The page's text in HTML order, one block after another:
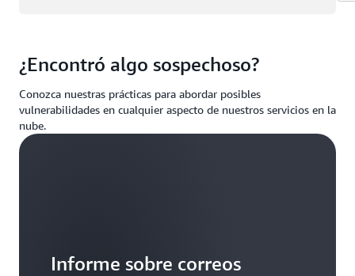
¿Encontró algo sospechoso?
Conozca nuestras prácticas para abordar posibles
vulnerabilidades en cualquier aspecto de nuestros servicios en la
nube.
Informe sobre correos